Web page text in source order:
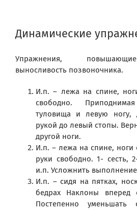
Динамические
Упражнения,
выносливость позвоночника.
И.п. – лежа на спине,
свободно.
туловища и левую ногу,
рукой до левый стопы.
другой ноги.
И.п. – лежа на спине, ноги
руки свободно. 1- сесть,
и.п. Усложнить
И.п. – сидя на пятках,
бедрах Наклоны
Постепенно